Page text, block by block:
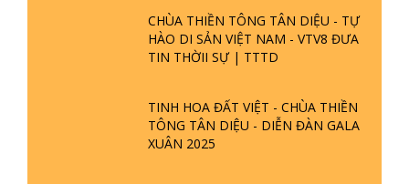
CHÙA THIỀN TÔNG TÂN DIỆU - TỰ
HÀO DI SẢN VIỆT NAM - VTV8 ĐƯA
TIN THỜII SỰ | TTTD
TINH HOA ĐẤT VIỆT - CHÙA THIỀN
TÔNG TÂN DIỆU - DIỄN ĐÀN GALA
XUÂN 2025